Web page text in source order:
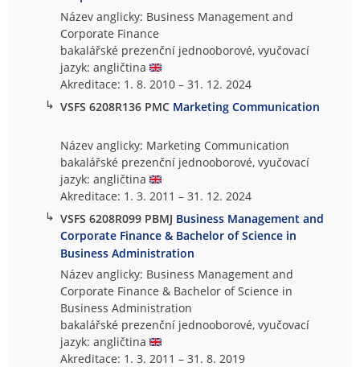
Název anglicky: Business Management and
Corporate Finance
bakalářské prezenční jednooborové, vyučovací
jazyk: angličtina
Akreditace: 1. 8. 2010 – 31. 12. 2024
↳ VSFS 6208R136 PMC Marketing Communication
Název anglicky: Marketing Communication
bakalářské prezenční jednooborové, vyučovací
jazyk: angličtina
Akreditace: 1. 3. 2011 – 31. 12. 2024
↳ VSFS 6208R099 PBMJ Business Management and
Corporate Finance & Bachelor of Science in
Business Administration
Název anglicky: Business Management and
Corporate Finance & Bachelor of Science in
Business Administration
bakalářské prezenční jednooborové, vyučovací
jazyk: angličtina
Akreditace: 1. 3. 2011 – 31. 8. 2019